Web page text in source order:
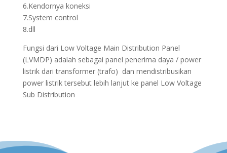
6.Kendornya koneksi
7.System control
8.dll
Fungsi dari Low Voltage Main Distribution Panel
(LVMDP) adalah sebagai panel penerima daya / power
listrik dari transformer (trafo) dan mendistribusikan
power listrik tersebut lebih lanjut ke panel Low Voltage
Sub Distribution